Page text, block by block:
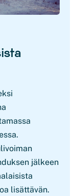
jälkeen
lisättävän.